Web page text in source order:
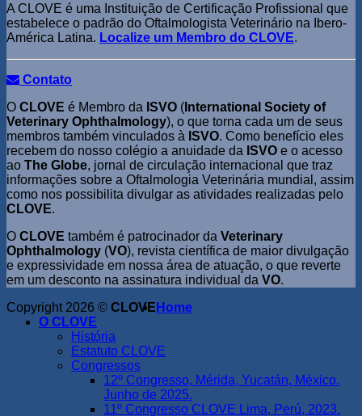
A CLOVE é uma Instituição de Certificação Profissional que
estabelece o padrão do Oftalmologista Veterinário na Ibero-
América Latina. Localize um Membro do CLOVE.
Contato
O CLOVE é Membro da ISVO ( International Society of
Veterinary Ophthalmology), o que torna cada um de seus
membros também vinculados à ISVO. Como benefício eles
recebem do nosso colégio a anuidade da ISVO e o acesso
ao The Globe, jornal de circulação internacional que traz
informações sobre a Oftalmologia Veterinária mundial, assim
como nos possibilita divulgar as atividades realizadas pelo
CLOVE.
O CLOVE também é patrocinador da Veterinary
Ophthalmology (VO), revista científica de maior divulgação
e expressividade em nossa área de atuação, o que reverte
em um desconto na assinatura individual da VO.
Copyright 2026 © CLOVE Home
O CLOVE
História
Estatuto CLOVE
Congressos
12º Congresso, Mérida, Yucatán, México.
Junho de 2025.
11º Congresso CLOVE Lima, Perú, 2023.